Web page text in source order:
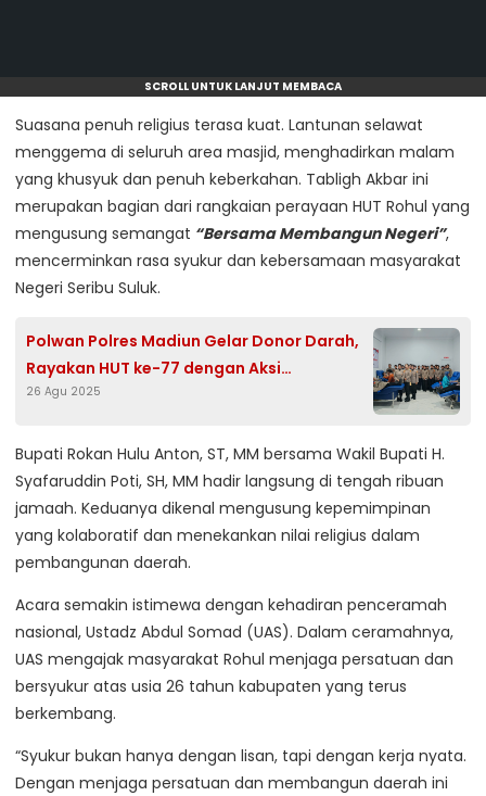
SCROLL UNTUK LANJUT MEMBACA
Suasana penuh religius terasa kuat. Lantunan selawat
menggema di seluruh area masjid, menghadirkan malam
yang khusyuk dan penuh keberkahan. Tabligh Akbar ini
merupakan bagian dari rangkaian perayaan HUT Rohul yang
mengusung semangat “Bersama Membangun Negeri”,
mencerminkan rasa syukur dan kebersamaan masyarakat
Negeri Seribu Suluk.
Polwan Polres Madiun Gelar Donor Darah,
Rayakan HUT ke-77 dengan Aksi
Kemanusiaan
26 Agu 2025
Bupati Rokan Hulu Anton, ST, MM bersama Wakil Bupati H.
Syafaruddin Poti, SH, MM hadir langsung di tengah ribuan
jamaah. Keduanya dikenal mengusung kepemimpinan
yang kolaboratif dan menekankan nilai religius dalam
pembangunan daerah.
Acara semakin istimewa dengan kehadiran penceramah
nasional, Ustadz Abdul Somad (UAS). Dalam ceramahnya,
UAS mengajak masyarakat Rohul menjaga persatuan dan
bersyukur atas usia 26 tahun kabupaten yang terus
berkembang.
“Syukur bukan hanya dengan lisan, tapi dengan kerja nyata.
Dengan menjaga persatuan dan membangun daerah ini